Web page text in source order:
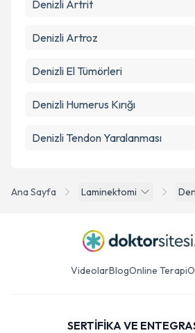
Ana Sayfa Laminektomi
Denizli Artrit
Denizli Artroz
Denizli El Tümörleri
Denizli Humerus Kırığı
Denizli Tendon Yaralanması
VideolarBlogOnline Terapi
SERTİFİKA VE